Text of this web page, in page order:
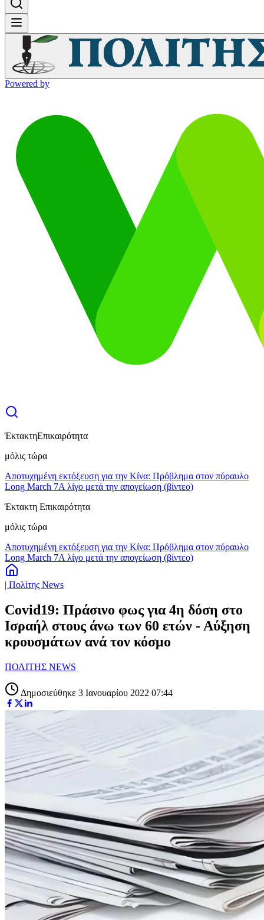
Powered by
ΈκτακτηΕπικαιρότητα
μόλις τώρα
Αποτυχημένη εκτόξευση για την Κίνα: Πρόβλημα στον πύραυλο
Long March 7A λίγο μετά την απογείωση (βίντεο)
Έκτακτη Επικαιρότητα
μόλις τώρα
Αποτυχημένη εκτόξευση για την Κίνα: Πρόβλημα στον πύραυλο
Long March 7A λίγο μετά την απογείωση (βίντεο)
| Πολίτης News
Covid19: Πράσινο φως για 4η δόση στο
Ισραήλ στους άνω των 60 ετών - Αύξηση
κρουσμάτων ανά τον κόσμο
ΠΟΛΙΤΗΣ NEWS
Δημοσιεύθηκε 3 Ιανουαρίου 2022 07:44